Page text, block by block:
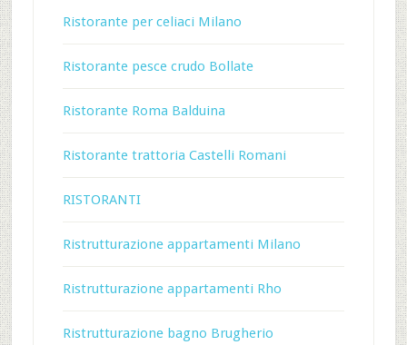
Ristorante per celiaci Milano
Ristorante pesce crudo Bollate
Ristorante Roma Balduina
Ristorante trattoria Castelli Romani
RISTORANTI
Ristrutturazione appartamenti Milano
Ristrutturazione appartamenti Rho
Ristrutturazione bagno Brugherio